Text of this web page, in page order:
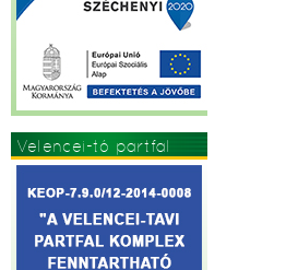
Velencei-tó partfal